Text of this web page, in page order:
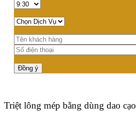
Triệt lông mép bằng dùng dao cạo